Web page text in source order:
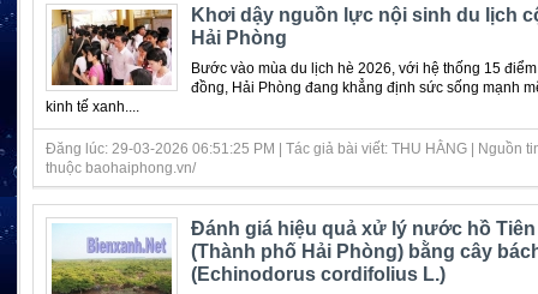
Khơi dậy nguồn lực nội sinh du lịch
Hải Phòng
Bước vào mùa du lịch hè 2026, với hệ thống 15
đồng, Hải Phòng đang khẳng định sức sống mạnh
kinh tế xanh....
Đăng lúc: 29-03-2026 06:51:25 PM | Tác giả bài viết: THU HẰNG | Nguồn
thuộc baohaiphong.vn/
Đánh giá hiệu quả xử lý nước hồ Tiên
(Thành phố Hải Phòng) bằng cây
(Echinodorus cordifolius L.)